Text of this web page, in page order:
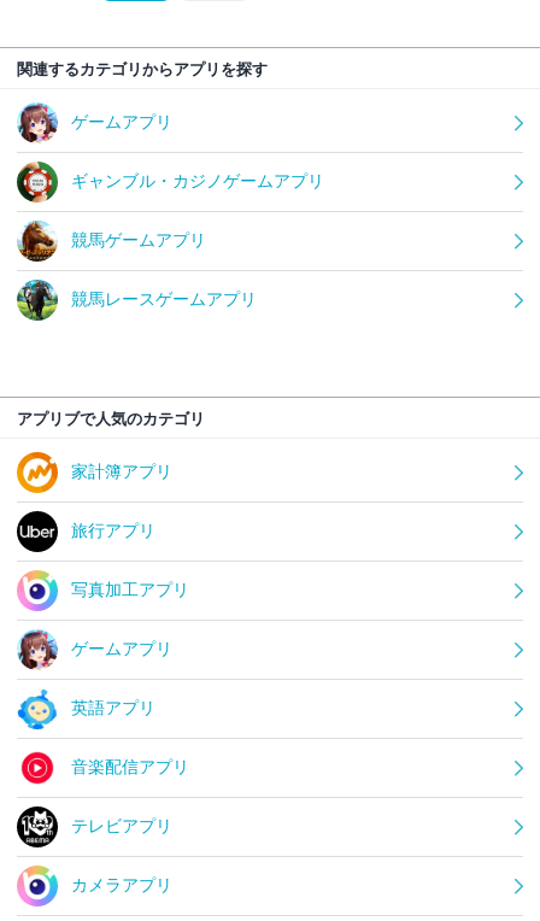
関連するカテゴリからアプリを探す
ゲームアプリ
ギャンブル・カジノゲームアプリ
競馬ゲームアプリ
競馬レースゲームアプリ
アプリブで人気のカテゴリ
家計簿アプリ
旅行アプリ
写真加工アプリ
ゲームアプリ
英語アプリ
音楽配信アプリ
テレビアプリ
カメラアプリ